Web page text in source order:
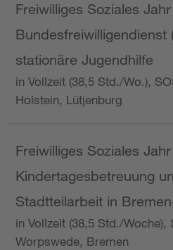
Freiwilliges Soziales
Bundesfreiwilligendienst
stationäre Jugendhilfe
in Vollzeit (38,5 Std./Wo.),
Holstein, Lütjenburg
Freiwilliges Soziales
Kindertagesbetreuung
Stadtteilarbeit in
in Vollzeit (38,5 Std./
Worpswede, Bremen